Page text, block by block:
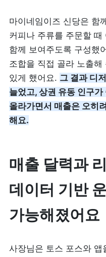
마이네임이즈 신당은 함
커피나 주류를 주문할
함께 보여주도록 구성했
조합을 직접 골라 노출
있게 했어요. 그 결과 디
늘었고, 상권 유동 인구
올라가면서 매출은 오히
해요.
매출 달력과
데이터 기반
가능해졌어요
사장님은 토스 포스와